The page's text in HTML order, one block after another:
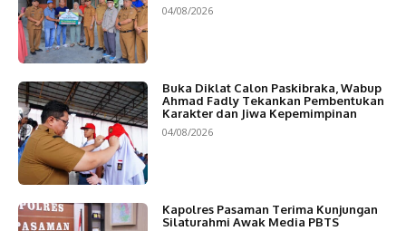
04/08/2026
Buka Diklat Calon Paskibraka, Wabup
Ahmad Fadly Tekankan Pembentukan
Karakter dan Jiwa Kepemimpinan
04/08/2026
Kapolres Pasaman Terima Kunjungan
Silaturahmi Awak Media PBTS